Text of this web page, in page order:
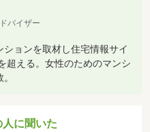
バイザー
ョンを取材し住宅情報サイ
超える。女性のためのマンシ
に聞いた